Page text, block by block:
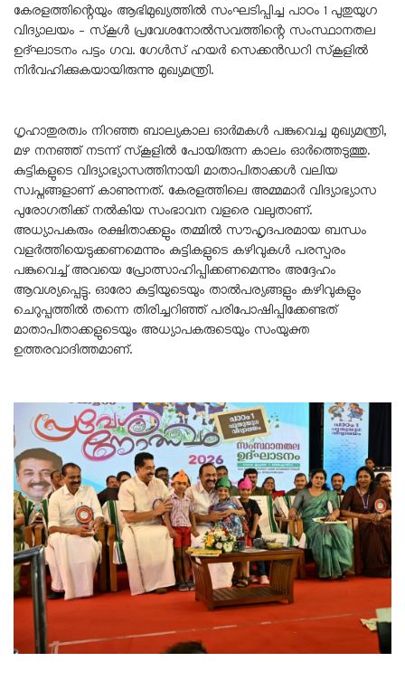
കേരളത്തിന്റെയും ആഭിമുഖ്യത്തിൽ സംഘടിപ്പിച്ച പാഠം 1 പുതുയുഗ
വിദ്യാലയം – സ്‌കൂൾ പ്രവേശനോൽസവത്തിന്റെ സംസ്ഥാനതല
ഉദ്ഘാടനം പട്ടം ഗവ. ഗേൾസ് ഹയർ സെക്കൻഡറി സ്‌കൂളിൽ
നിർവഹിക്കുകയായിരുന്നു മുഖ്യമന്ത്രി.
ഗൃഹാതുരത്വം നിറഞ്ഞ ബാല്യകാല ഓർമകൾ പങ്കുവെച്ച മുഖ്യമന്ത്രി,
മഴ നനഞ്ഞ് നടന്ന് സ്‌കൂളിൽ പോയിരുന്ന കാലം ഓർത്തെടുത്തു.
കുട്ടികളുടെ വിദ്യാഭ്യാസത്തിനായി മാതാപിതാക്കൾ വലിയ
സ്വപ്നങ്ങളാണ് കാണുന്നത്. കേരളത്തിലെ അമ്മമാർ വിദ്യാഭ്യാസ
പുരോഗതിക്ക് നൽകിയ സംഭാവന വളരെ വലുതാണ്.
അധ്യാപകരും രക്ഷിതാക്കളും തമ്മിൽ സൗഹൃദപരമായ ബന്ധം
വളർത്തിയെടുക്കണമെന്നും കുട്ടികളുടെ കഴിവുകൾ പരസ്പരം
പങ്കുവെച്ച് അവയെ പ്രോത്സാഹിപ്പിക്കണമെന്നും അദ്ദേഹം
ആവശ്യപ്പെട്ടു. ഓരോ കുട്ടിയുടെയും താൽപര്യങ്ങളും കഴിവുകളും
ചെറുപ്പത്തിൽ തന്നെ തിരിച്ചറിഞ്ഞ് പരിപോഷിപ്പിക്കേണ്ടത്
മാതാപിതാക്കളുടെയും അധ്യാപകരുടെയും സംയുക്ത
ഉത്തരവാദിത്തമാണ്.